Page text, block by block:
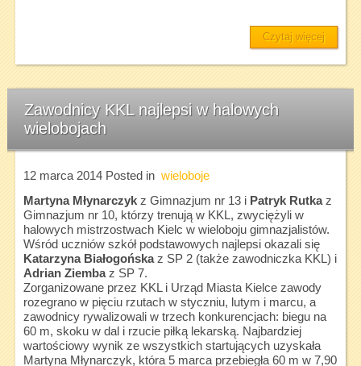
Czytaj więcej
Zawodnicy KKL najlepsi w halowych
wielobojach
12 marca 2014Posted in wieloboje
Martyna Młynarczykz Gimnazjum nr 13 i Patryk Rutkaz
Gimnazjum nr 10, którzy trenują w KKL, zwyciężyli w
halowych mistrzostwach Kielc w wieloboju gimnazjalistów.
Wśród uczniów szkół podstawowych najlepsi okazali się
Katarzyna Białogońskaz SP 2 (także zawodniczka KKL) i
Adrian Ziembaz SP 7.
Zorganizowane przez KKL i Urząd Miasta Kielce zawody
rozegrano w pięciu rzutach w styczniu, lutym i marcu, a
zawodnicy rywalizowali w trzech konkurencjach: biegu na
60 m, skoku w dal i rzucie piłką lekarską. Najbardziej
wartościowy wynik ze wszystkich startujących uzyskała
Martyna Młynarczyk, która 5 marca przebiegła 60 m w 7,90